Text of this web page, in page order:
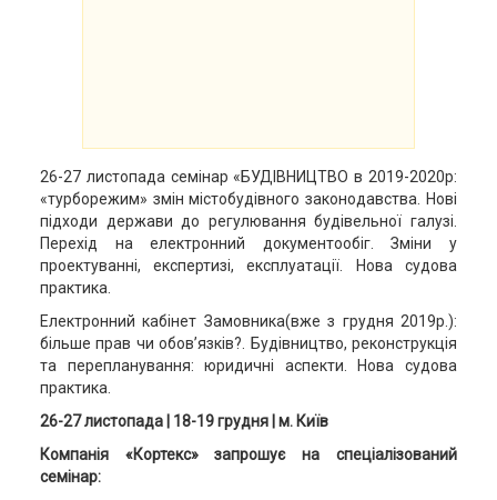
26-27 листопада семінар «БУДІВНИЦТВО в 2019-2020р:
«турборежим» змін містобудівного законодавства. Нові
підходи держави до регулювання будівельної галузі.
Перехід на електронний документообіг. Зміни у
проектуванні, експертизі, експлуатації. Нова судова
практика.
Електронний кабінет Замовника(вже з грудня 2019р.):
більше прав чи обов’язків?. Будівництво, реконструкція
та перепланування: юридичні аспекти. Нова судова
практика.
26-27 листопада
18-19 грудня м. Київ
Компанія «Кортекс» запрошує на спеціалізований
семінар: